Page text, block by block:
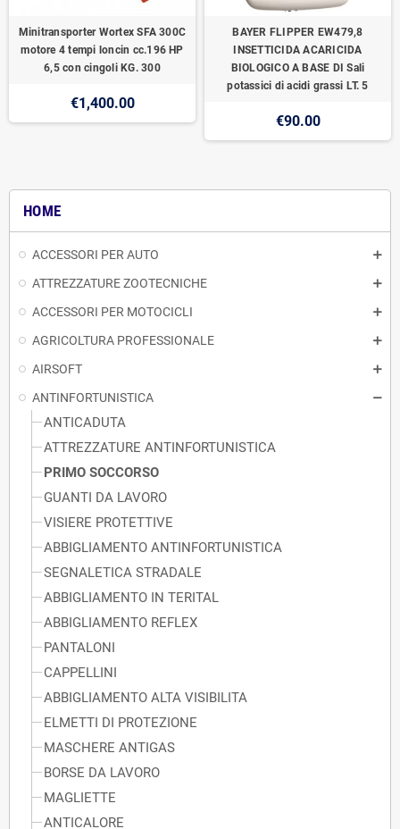
HOME
ACCESSORI PER AUTO
ATTREZZATURE ZOOTECNICHE
ACCESSORI PER MOTOCICLI
AGRICOLTURA PROFESSIONALE
AIRSOFT
ANTINFORTUNISTICA
ANTICADUTA
ATTREZZATURE ANTINFORTUNISTICA
PRIMO SOCCORSO
GUANTI DA LAVORO
VISIERE PROTETTIVE
ABBIGLIAMENTO ANTINFORTUNISTICA
SEGNALETICA STRADALE
ABBIGLIAMENTO IN TERITAL
ABBIGLIAMENTO REFLEX
PANTALONI
CAPPELLINI
ABBIGLIAMENTO ALTA VISIBILITA
ELMETTI DI PROTEZIONE
MASCHERE ANTIGAS
BORSE DA LAVORO
MAGLIETTE
ANTICALORE
Minitransporter Wortex SFA 300C
motore 4 tempi loncin cc.196 HP
6,5 con cingoli KG. 300
€1,400.00
BAYER FLIPPER EW479,8
INSETTICIDA ACARICIDA
BIOLOGICO A BASE DI Sali
potassici di acidi grassi LT. 5
€90.00